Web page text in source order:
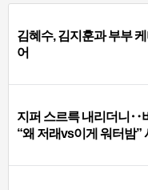
김혜수, 김지훈과 부부 케
어
지퍼 스르륵 내리더니‥
“왜 저래vs이게 워터밤”